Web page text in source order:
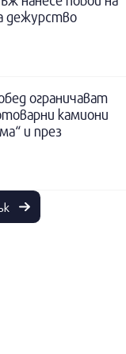
дежурство
ограничават
камиони
и през